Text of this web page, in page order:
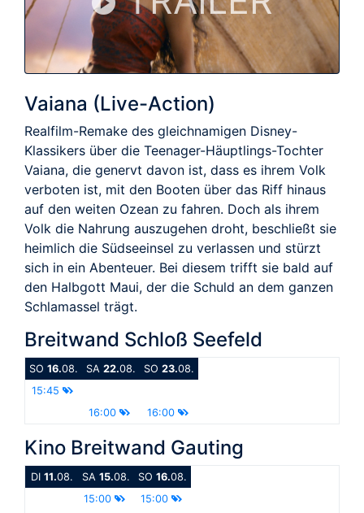
Vaiana (Live-Action)
Realfilm-Remake des gleichnamigen Disney-
Klassikers über die Teenager-Häuptlings-Tochter
Vaiana, die genervt davon ist, dass es ihrem Volk
verboten ist, mit den Booten über das Riff hinaus
auf den weiten Ozean zu fahren. Doch als ihrem
Volk die Nahrung auszugehen droht, beschließt sie
heimlich die Südseeinsel zu verlassen und stürzt
sich in ein Abenteuer. Bei diesem trifft sie bald auf
den Halbgott Maui, der die Schuld an dem ganzen
Schlamassel trägt.
Breitwand Schloß Seefeld
SO 16.08. SA 22.08. SO 23.08.
15:45
16:00
16:00
Kino Breitwand Gauting
DI 11.08. SA 15.08. SO 16.08.
15:00
15:00